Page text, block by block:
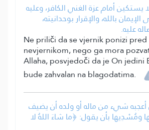
أمام عزة الغني الكافر، وعليه
بالله، والإقرار بوحدانيته،
عليه.
Ne priliči da se vjernik ponizi
nevjernikom, nego ga mora
Allaha, posvjedoči da je On jedini
bude zahvalan na blagodatima.
شيء من ماله أو ولده أن يضيف
ومُسْدِيها بأن يقول: ﴿ما شاءَ اللهُ لا